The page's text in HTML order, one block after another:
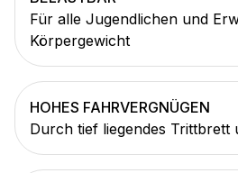
Für alle Jugendlichen und
Körpergewicht
HOHES FAHRVERGNÜGEN
Durch tief liegendes Trittbrett